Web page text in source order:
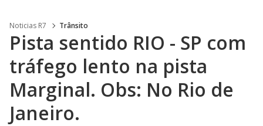
Noticias R7 Trânsito
Pista sentido RIO - SP com
tráfego lento na pista
Marginal. Obs: No Rio de
Janeiro.